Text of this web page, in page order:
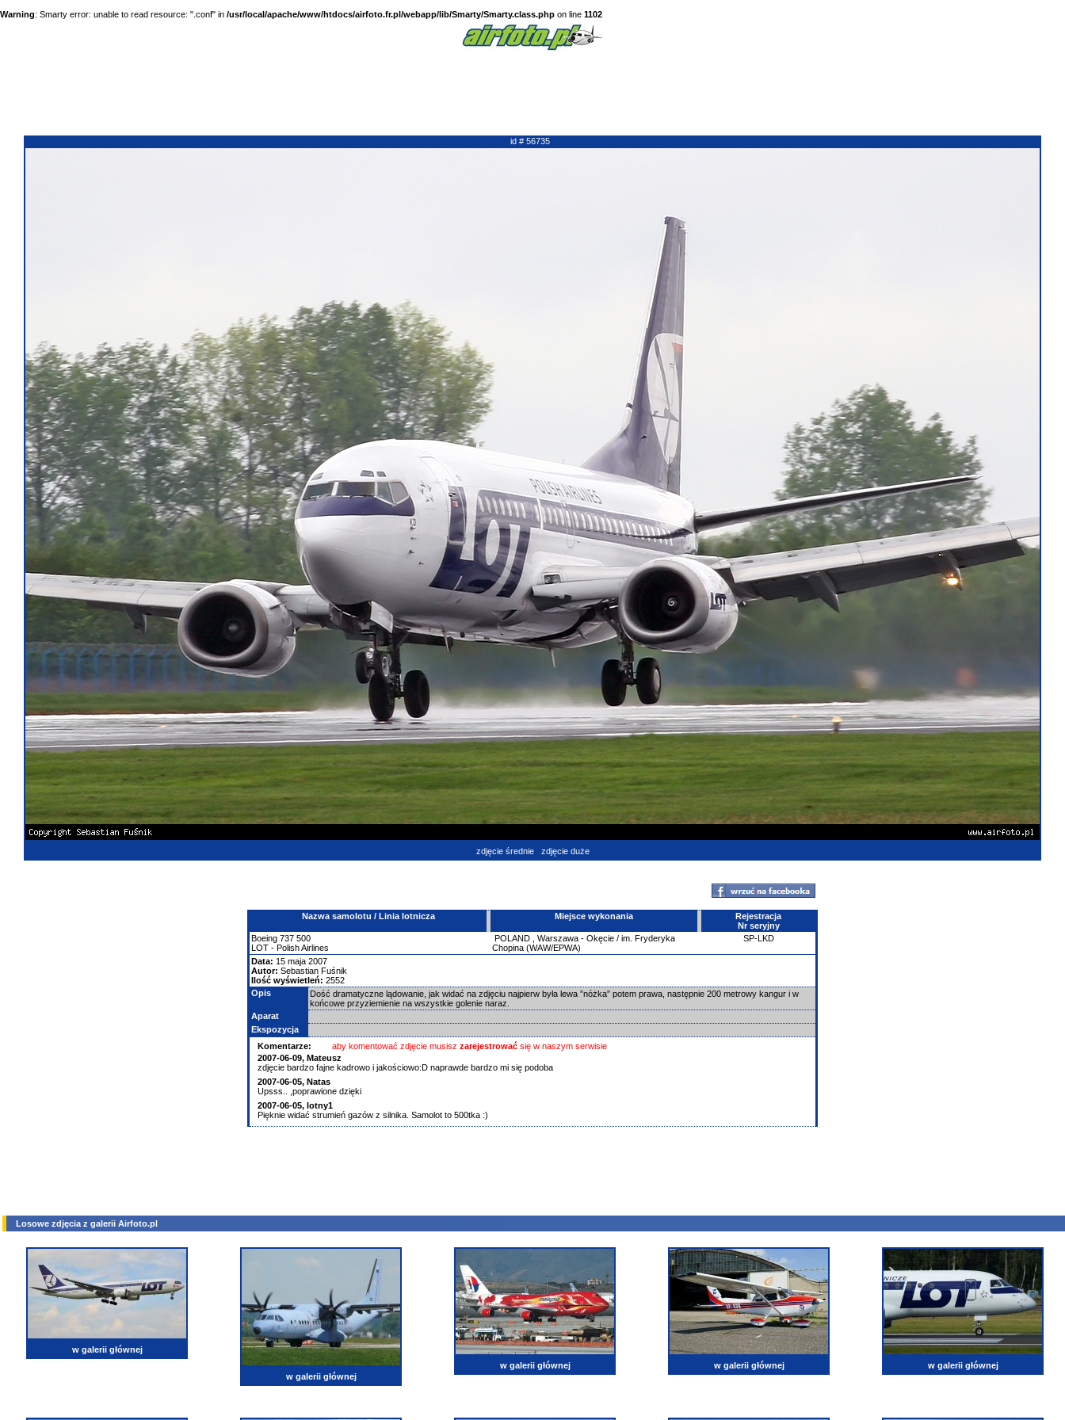
Warning: Smarty error: unable to read resource: ".conf" in /usr/local/apache/www/htdocs/airfoto.fr.pl/webapp/lib/Smarty/Smarty.class.php on line 1102
id # 56735
zdjęcie średnie zdjęcie duże
Nazwa samolotu / Linia lotnicza Miejsce wykonania
Rejestracja
Nr seryjny
Boeing 737 500
LOT - Polish Airlines
POLAND
Warszawa - Okęcie / im. Fryderyka
Chopina (WAW/EPWA)
SP-LKD
Data: 15 maja 2007
Autor: Sebastian Fuśnik
Ilość wyświetleń: 2552
Opis
Dość dramatyczne lądowanie, jak widać na zdjęciu najpierw była lewa ”nóżka” potem prawa, następnie 200 metrowy kangur i w
końcowe przyziemienie na wszystkie golenie naraz.
Aparat
Ekspozycja
Komentarze:
aby komentować zdjęcie musisz zarejestrować się w naszym serwisie
2007-06-09, Mateusz
zdjęcie bardzo fajne kadrowo i jakościowo:D naprawde bardzo mi się podoba
2007-06-05, Natas
Upsss.. ,poprawione dzięki
2007-06-05, lotny1
Pięknie widać strumień gazów z silnika. Samolot to 500tka :)
Losowe zdjęcia z galerii Airfoto.pl
w galerii głównej
w galerii głównej
w galerii głównej w galerii głównej w galerii głównej